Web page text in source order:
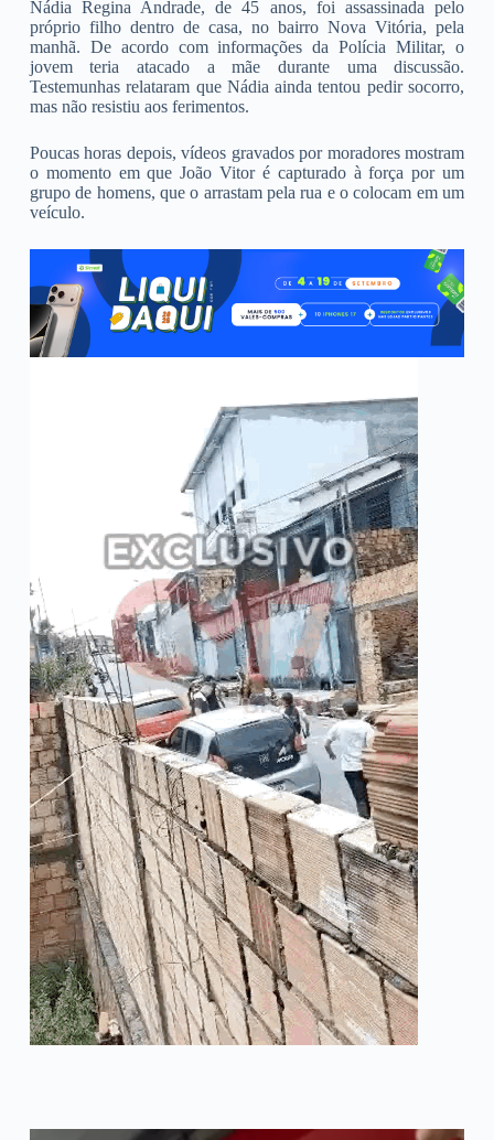
Nádia Regina Andrade, de 45 anos, foi assassinada pelo
próprio filho dentro de casa, no bairro Nova Vitória, pela
manhã. De acordo com informações da Polícia Militar, o
jovem teria atacado a mãe durante uma discussão.
Testemunhas relataram que Nádia ainda tentou pedir socorro,
mas não resistiu aos ferimentos.
Poucas horas depois, vídeos gravados por moradores mostram
o momento em que João Vitor é capturado à força por um
grupo de homens, que o arrastam pela rua e o colocam em um
veículo.